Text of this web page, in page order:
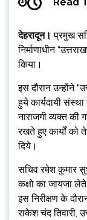
देहरादून। प्रमुख
निर्माणाधीन
किया।
इस दौरान उन्होंने
हुये कार्यदायी संस्था
नाराजगी व्यक्त की
रखते हुए कार्यों को
दिये।
सचिव रमेश कुमार
कक्षो का जायजा
इस निरीक्षण के
राकेश चंद तिवारी,